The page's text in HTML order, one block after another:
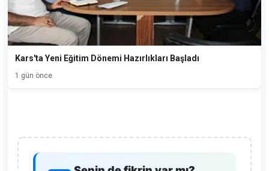
Kars'ta Yeni Eğitim Dönemi Hazırlıkları Başladı
1 gün önce